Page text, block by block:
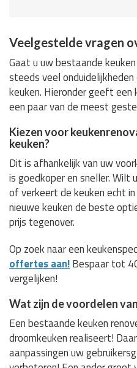
Veelgestelde vragen
Gaat u uw bestaande
steeds veel
keuken. Hieronder geeft
een paar van de meest
Kiezen voor
keuken?
Dit is afhankelijk van uw
is goedkoper en sneller. Wilt
of verkeert de keuken echt
nieuwe keuken de beste
prijs tegenover.
Op zoek naar een
offertes aan!Bespaar tot
vergelijken!
Wat zijn de voordelen
Een bestaande keuken
droomkeuken realiseert!
aanpassingen uw